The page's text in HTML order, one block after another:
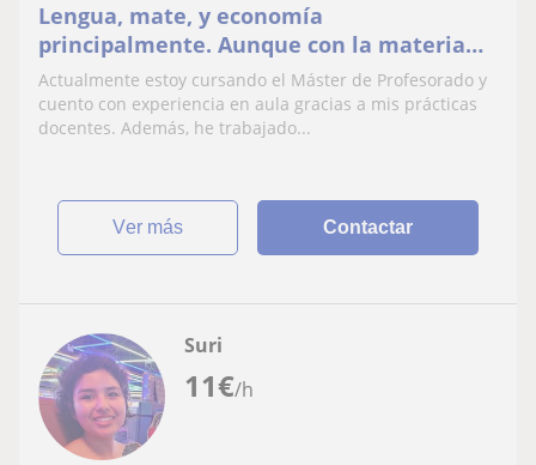
Lengua, mate, y economía
principalmente. Aunque con la materia
me amoldo a lo que se necesite
Actualmente estoy cursando el Máster de Profesorado y
cuento con experiencia en aula gracias a mis prácticas
docentes. Además, he trabajado...
ver más Contactar
11€/h
Suri